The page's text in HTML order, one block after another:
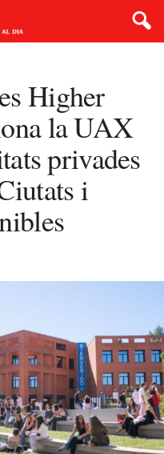
Higher
la UAX
privades
i